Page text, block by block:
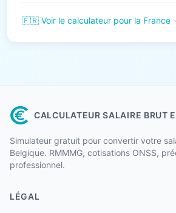
🇫🇷 Voir le calculateur pour la France
CALCULATEUR SALAIRE BRUT
Simulateur gratuit pour convertir votre
Belgique. RMMMG, cotisations ONSS,
professionnel.
LÉGAL